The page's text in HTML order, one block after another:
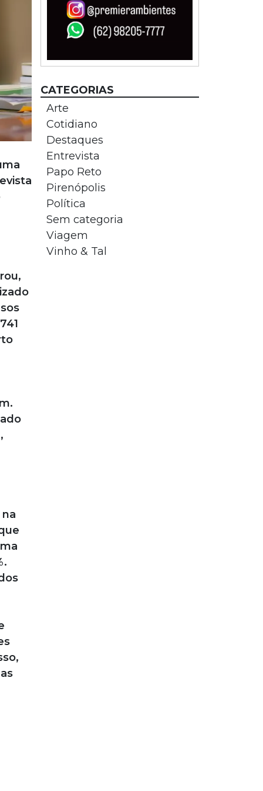
CATEGORIAS
Arte
Cotidiano
Destaques
Entrevista
Papo Reto
Pirenópolis
Política
Sem categoria
Viagem
Vinho & Tal